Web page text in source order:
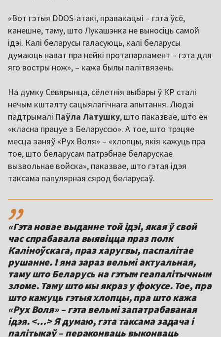
«Вот гэтыя DDOS-атакі, правакацыі – гэта ўсё,
канешне, таму, што Лукашэнка не выносіць самой
ідэі. Калі беларусы галасуюць, калі беларусы
думаюць нават пра нейкі протапарламент – гэта для
яго востры нож», – кажа былы палітвязень.
На думку Севярынца, сёлетнія выбары ў КР сталі
нечым кшталту сацыялагічнага апытання. Людзі
падтрымалі Паўла Латушку, што паказвае, што ён
«класна працуе з Беларуссю». А тое, што трэцяе
месца заняў «Рух Воля» – «хлопцы, якія кажуць пра
тое, што беларусам патрэбнае беларускае
вызвольнае войска», паказвае, што гэтая ідэя
таксама папулярная сярод беларусаў.
,,
«Гэта новае выданне той ідэі, якая ў свой
час спрабавала выявіцца праз полк
Каліноўскага, праз харугвы, паспалітае
рушанне. І яна зараз вельмі актуальная,
таму што Беларусь на гэтым геапалітычным
зломе. Таму што мы якраз у фокусе. Тое, пра
што кажуць гэтыя хлопцы, пра што кажа
«Рух Воля» – гэта вельмі запатрабаваная
ідэя. <…> Я думаю, гэта таксама задача і
палітыкаў – пераконваць выконваць